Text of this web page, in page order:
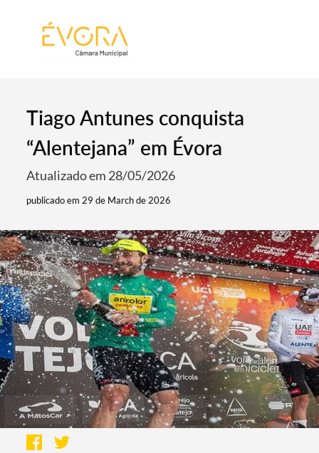
Tiago Antunes conquista
“Alentejana” em Évora
Atualizado em 28/05/2026
publicado em 29 de March de 2026